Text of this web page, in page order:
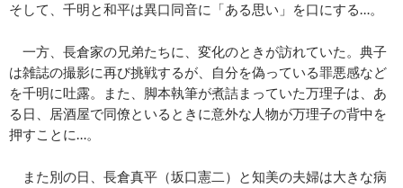
そして、千明と和平は異口同音に「ある思い」を口にする…。
一方、長倉家の兄弟たちに、変化のときが訪れていた。典子
は雑誌の撮影に再び挑戦するが、自分を偽っている罪悪感など
を千明に吐露。また、脚本執筆が煮詰まっていた万理子は、あ
る日、居酒屋で同僚といるときに意外な人物が万理子の背中を
押すことに…。
また別の日、長倉真平（坂口憲二）と知美の夫婦は大きな病